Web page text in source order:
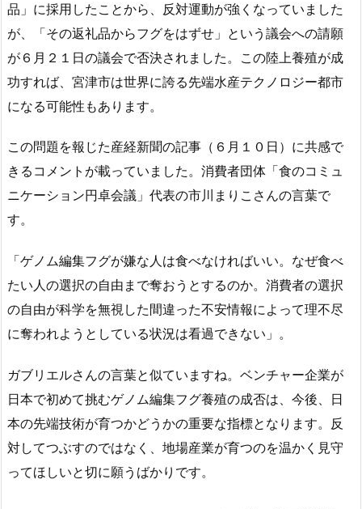
品」に採用したことから、反対運動が強くなっていました
が、「その返礼品からフグをはずせ」という議会への請願
が６月２１日の議会で否決されました。この陸上養殖が成
功すれば、宮津市は世界に誇る先端水産テクノロジー都市
になる可能性もあります。
この問題を報じた産経新聞の記事（６月１０日）に共感で
きるコメントが載っていました。消費者団体「食のコミュ
ニケーション円卓会議」代表の市川まりこさんの言葉で
す。
「ゲノム編集フグが嫌な人は食べなければいい。なぜ食べ
たい人の選択の自由まで奪おうとするのか。消費者の選択
の自由が科学を無視した間違った不安情報によって理不尽
に奪われようとしている状況は看過できない」。
ガブリエルさんの言葉と似ていますね。ベンチャー企業が
日本で初めて挑むゲノム編集フグ養殖の成否は、今後、日
本の先端技術が育つかどうかの重要な指標となります。反
対してつぶすのではなく、地場産業が育つのを温かく見守
ってほしいと切に願うばかりです。